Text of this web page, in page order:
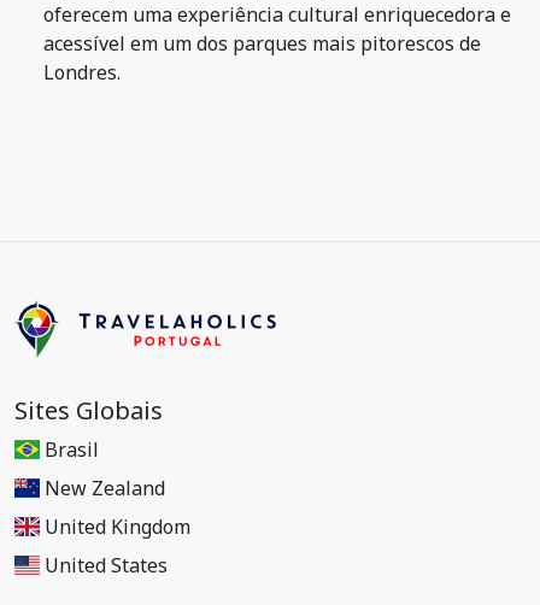
oferecem uma experiência cultural enriquecedora e
acessível em um dos parques mais pitorescos de
Londres.
Sites Globais
Brasil
New Zealand
United Kingdom
United States